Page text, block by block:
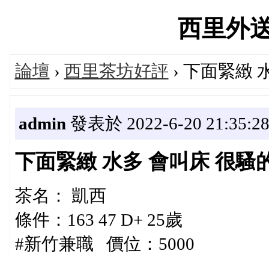
西里外
論壇 › 西里茶坊好評 › 下面緊緻
admin 發表於 2022-6-20 21:35:28
下面緊緻 水多 會叫床 很騷
茶名： 凱西
條件：163 47 D+ 25歲
#新竹兼職 價位：5000